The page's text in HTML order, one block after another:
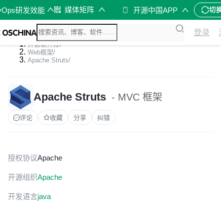
研发效能 媒体矩阵 开源中国APP 切
登录
开源软件库/
Web框架/
Apache Struts/
Apache Struts - MVC 框架
评论 收藏 分享 纠错
授权协议Apache
开源组织Apache
开发语言java